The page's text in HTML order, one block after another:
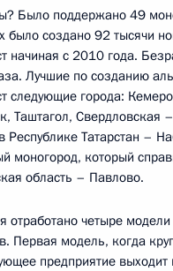
Было поддержано 49
было создано 92 тысячи
начиная с 2010 года.
Лучшие по созданию
следующие города:
Таштагол, Свердловская
Республике Татарстан –
моногород, который
область – Павлово.
отработано четыре
Первая модель, когда
предприятие выходит